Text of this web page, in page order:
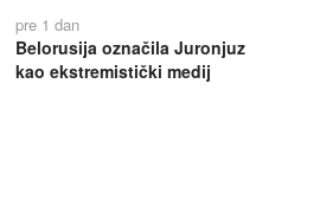
pre 1 dan
Belorusija označila Juronjuz
kao ekstremistički medij